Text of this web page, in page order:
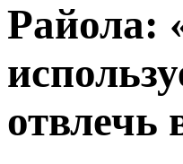
Райола:
отвлечь